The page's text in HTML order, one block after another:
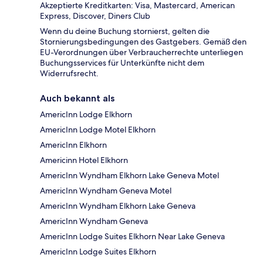
Akzeptierte Kreditkarten: Visa, Mastercard, American
Express, Discover, Diners Club
Wenn du deine Buchung stornierst, gelten die
Stornierungsbedingungen des Gastgebers. Gemäß den
EU-Verordnungen über Verbraucherrechte unterliegen
Buchungsservices für Unterkünfte nicht dem
Widerrufsrecht.
Auch bekannt als
AmericInn Lodge Elkhorn
AmericInn Lodge Motel Elkhorn
AmericInn Elkhorn
Americinn Hotel Elkhorn
AmericInn Wyndham Elkhorn Lake Geneva Motel
AmericInn Wyndham Geneva Motel
AmericInn Wyndham Elkhorn Lake Geneva
AmericInn Wyndham Geneva
AmericInn Lodge Suites Elkhorn Near Lake Geneva
AmericInn Lodge Suites Elkhorn